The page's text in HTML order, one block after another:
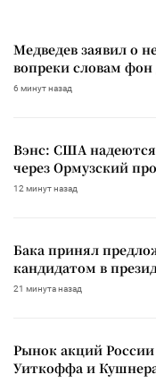
Медведев заявил о
вопреки словам
6 минут назад
Вэнс: США надеются
через Ормузский
12 минут назад
Бака принял
кандидатом в
21 минута назад
Рынок акций России
Уиткоффа и